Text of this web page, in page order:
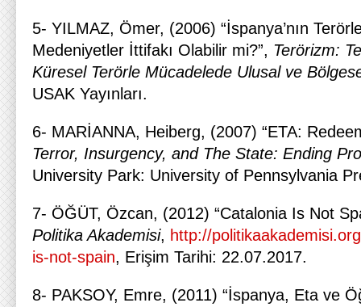
5- YILMAZ, Ömer, (2006) “İspanya’nın
Medeniyetler İttifakı Olabilir mi?”, Terörizm:
Küresel Terörle Mücadelede Ulusal ve
USAK Yayınları.
6- MARİANNA, Heiberg, (2007) “ETA:
Terror, Insurgency, and The State: Ending
University Park: University of Pennsylvania
7- ÖĞÜT, Özcan, (2012) “Catalonia Is Not
Politika Akademisi, http://
is-not-spain, Erişim Tarihi: 22.07.2017.
8- PAKSOY, Emre, (2011) “İspanya, Eta ve